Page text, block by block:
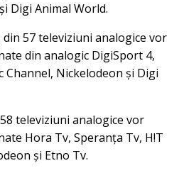
Digi Animal World.
57 televiziuni analogice vor
din analogic DigiSport 4,
Channel, Nickelodeon și Digi
televiziuni analogice vor
Hora Tv, Speranța Tv, H!T
și Etno Tv.